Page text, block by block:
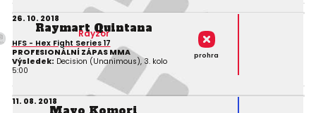
26. 10. 2018
Raymart Quintana
Rayzor
HFS - Hex Fight Series 17
PROFESIONÁLNÍ ZÁPAS MMA
Výsledek: Decision (Unanimous), 3. kolo
5:00
prohra
11. 08. 2018